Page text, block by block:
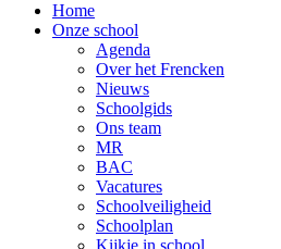
Home
Onze school
Agenda
Over het Frencken
Nieuws
Schoolgids
Ons team
MR
BAC
Vacatures
Schoolveiligheid
Schoolplan
Kijkje in school